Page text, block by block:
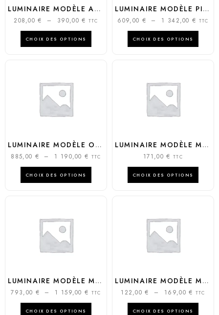
LUMINAIRE MODÈLE ACQUAGLOBO
208,00€ – 390,00€ TTC
CHOIX DES OPTIONS
LUMINAIRE MODÈLE PIVOT
609,00 € – 1 342,00€ TTC
CHOIX DES OPTIONS
LUMINAIRE MODÈLE OTTOCENTO LAMP
885,00 € – 1 190,00€ TTC
CHOIX DES OPTIONS
LUMINAIRE MODÈLE MOLLY
171,00€ TTC
CHOIX DES OPTIONS
LUMINAIRE MODÈLE MINERAL STAND
793,00 € – 1 159,00€ TTC
CHOIX DES OPTIONS
LUMINAIRE MODÈLE MERRY CUBO
122,00€ – 169,00€ TTC
CHOIX DES OPTIONS